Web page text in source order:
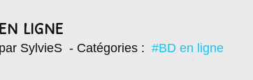
ligne
SylvieS - Catégories : #BD en ligne